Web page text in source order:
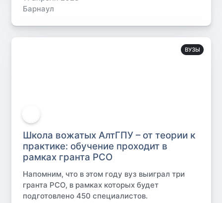
Барнаул
ВУЗЫ
Школа вожатых АлтГПУ – от теории к
практике: обучение проходит в
рамках гранта РСО
Напомним, что в этом году вуз выиграл три
гранта РСО, в рамках которых будет
подготовлено 450 специалистов.